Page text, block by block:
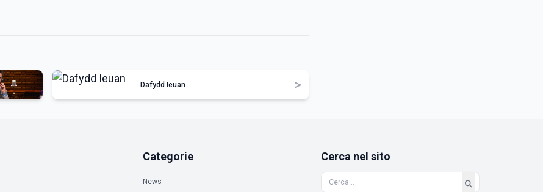
Dafydd Ieuan >
Categorie
News
Cerca nel sito